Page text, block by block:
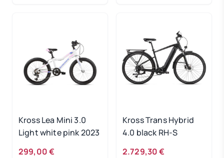
Kross Lea Mini 3.0
Light white pink 2023
299,00 €
Kross Trans Hybrid
4.0 black RH-S
2.729,30 €